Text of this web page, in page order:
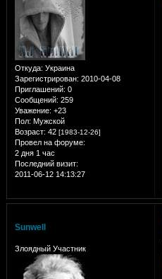
Откуда: Украина
Зарегистрирован: 2010-04-08
Приглашений: 0
Сообщений: 259
Уважение: +23
Пол: Мужской
Возраст: 42 [1983-12-26]
Провел на форуме:
2 дня 1 час
Последний визит:
2011-06-12 14:13:27
Sunwell
Злоядный Участник